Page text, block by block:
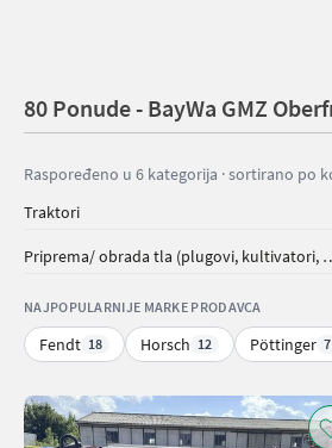
80 Ponude - BayWa GMZ
Raspoređeno u 6 kategorija · sortirano po
Traktori
Priprema/ obrada
NAJPOPULARNIJE MARKE PRODAVCA
Fendt 18 Horsch 12 Pöttinger 7